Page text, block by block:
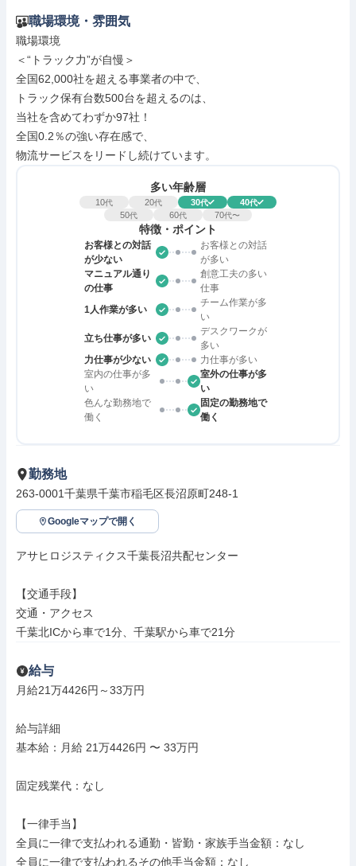
職場環境・雰囲気
職場環境
＜“トラック力”が自慢＞
全国62,000社を超える事業者の中で、
トラック保有台数500台を超えるのは、
当社を含めてわずか97社！
全国0.2％の強い存在感で、
物流サービスをリードし続けています。
多い年齢層
10代 20代 30代 40代
50代 60代 70代〜
特徴・ポイント
お客様との対話
が少ない
お客様との対話
が多い
マニュアル通り
の仕事
創意工夫の多い
仕事
1人作業が多い
チーム作業が多
い
立ち仕事が多い
デスクワークが
多い
力仕事が少ない
力仕事が多い
室内の仕事が多
い
室外の仕事が多
い
色んな勤務地で
働く
固定の勤務地で
働く
勤務地
263-0001千葉県千葉市稲毛区長沼原町248-1
Googleマップで開く
アサヒロジスティクス千葉長沼共配センター
【交通手段】
交通・アクセス
千葉北ICから車で1分、千葉駅から車で21分
給与
月給21万4426円～33万円
給与詳細
基本給：月給 21万4426円 〜 33万円
固定残業代：なし
【一律手当】
全員に一律で支払われる通勤・皆勤・家族手当金額：なし
全員に一律で支払われるその他手当金額：なし